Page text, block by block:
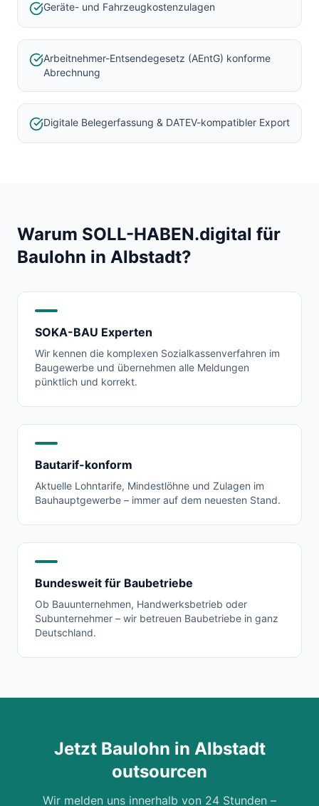
Geräte- und Fahrzeugkostenzulagen
Arbeitnehmer-Entsendegesetz (AEntG) konforme
Abrechnung
Digitale Belegerfassung & DATEV-kompatibler Export
Warum SOLL-HABEN.digital für
Baulohn in Albstadt?
SOKA-BAU Experten
Wir kennen die komplexen Sozialkassenverfahren im
Baugewerbe und übernehmen alle Meldungen
pünktlich und korrekt.
Bautarif-konform
Aktuelle Lohntarife, Mindestlöhne und Zulagen im
Bauhauptgewerbe – immer auf dem neuesten Stand.
Bundesweit für Baubetriebe
Ob Bauunternehmen, Handwerksbetrieb oder
Subunternehmer – wir betreuen Baubetriebe in ganz
Deutschland.
Jetzt Baulohn in Albstadt
outsourcen
Wir melden uns innerhalb von 24 Stunden –